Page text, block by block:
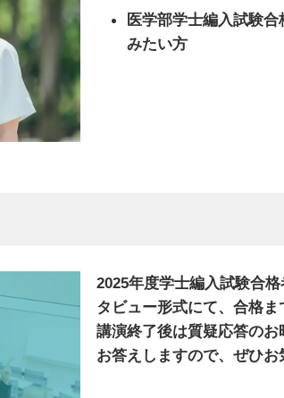
医学部学士編入試験
みたい方
2025年度学士編入試験合
タビュー形式にて、合格ま
講演終了後は質疑応答の
お答えしますので、ぜひお